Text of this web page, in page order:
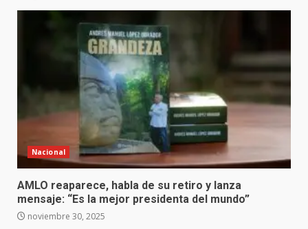
Nacional
AMLO reaparece, habla de su retiro y lanza
mensaje: “Es la mejor presidenta del mundo”
noviembre 30, 2025